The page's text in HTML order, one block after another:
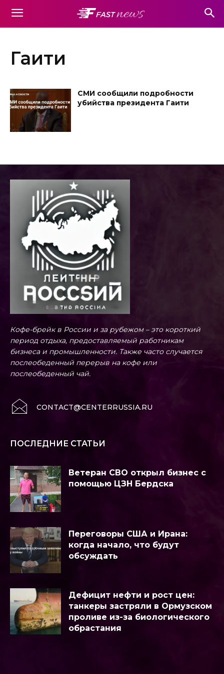
Гаити
СМИ сообщили подробности
убийства президента Гаити
Кофе-брейк в России и за рубежом – это короткий
период отдыха, предоставляемый работникам
бизнеса и промышленности. Также часто случается
послеобеденный перерыв на кофе или
послеобеденный чай.
CONTACT@CENTERRUSSIA.RU
ПОСЛЕДНИЕ СТАТЬИ
Ветеран СВО открыл бизнес с
помощью ЦЗН Бердска
Переговоры США и Ирана:
когда начало, что будут
обсуждать
Дефицит нефти и рост цен:
танкеры застряли в Ормузском
проливе из-за биологического
обрастания